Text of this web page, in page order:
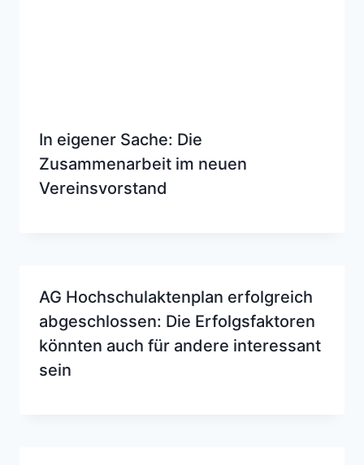
In eigener Sache: Die
Zusammenarbeit im neuen
Vereinsvorstand
AG Hochschulaktenplan erfolgreich
abgeschlossen: Die Erfolgsfaktoren
könnten auch für andere interessant
sein